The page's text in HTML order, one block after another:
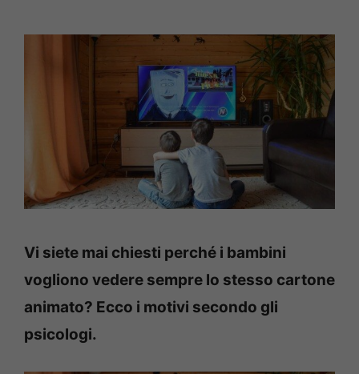
Vi siete mai chiesti perché i bambini
vogliono vedere sempre lo stesso cartone
animato? Ecco i motivi secondo gli
psicologi.